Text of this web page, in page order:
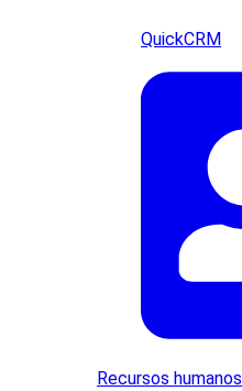
QuickCRM
Recursos humanos